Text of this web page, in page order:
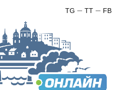
FB
TT
TG